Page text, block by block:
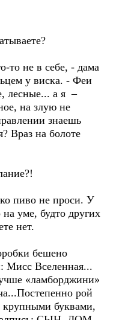
то не в себе, - дама
у виска. - Феи
лесные... а я –
на злую не
знаешь
Враз на болоте
пиво не проси. У
уме, будто других
нет.
бешено
Мисс Вселенная...
«ламборджини»
рой
буквами,